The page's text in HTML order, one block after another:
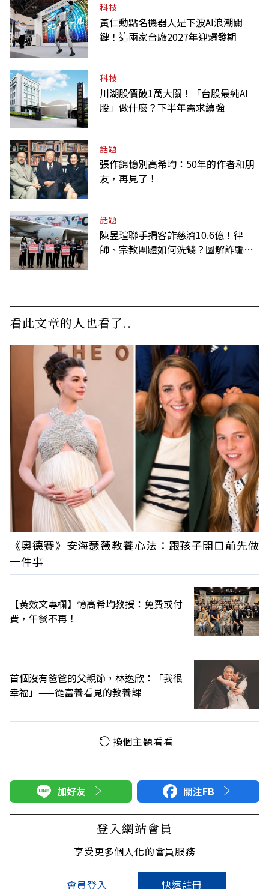
科技
黃仁勳點名機器人是下波AI浪潮關
鍵！這兩家台廠2027年迎爆發期
科技
川湖股價破1萬大關！「台股最純AI
股」做什麼？下半年需求續強
話題
張作錦憶別高希均：50年的作者和朋
友，再見了！
話題
陳昱瑄聯手掮客詐慈濟10.6億！律
師、宗教團體如何洗錢？圖解詐騙關
看此文章的人也看了..
《奧德賽》安海瑟薇教養心法：跟孩子開口前先做
一件事
【黃效文專欄】憶高希均教授：免費或付
費，午餐不再！
首個沒有爸爸的父親節，林逸欣：「我很
幸福」——從富養看見的教養課
換個主題看看
加好友 關注FB
登入網站會員
享受更多個人化的會員服務
會員登入 快速註冊